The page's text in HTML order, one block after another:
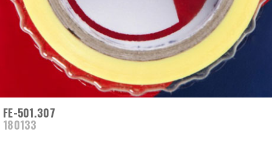
FE-501.307
180133